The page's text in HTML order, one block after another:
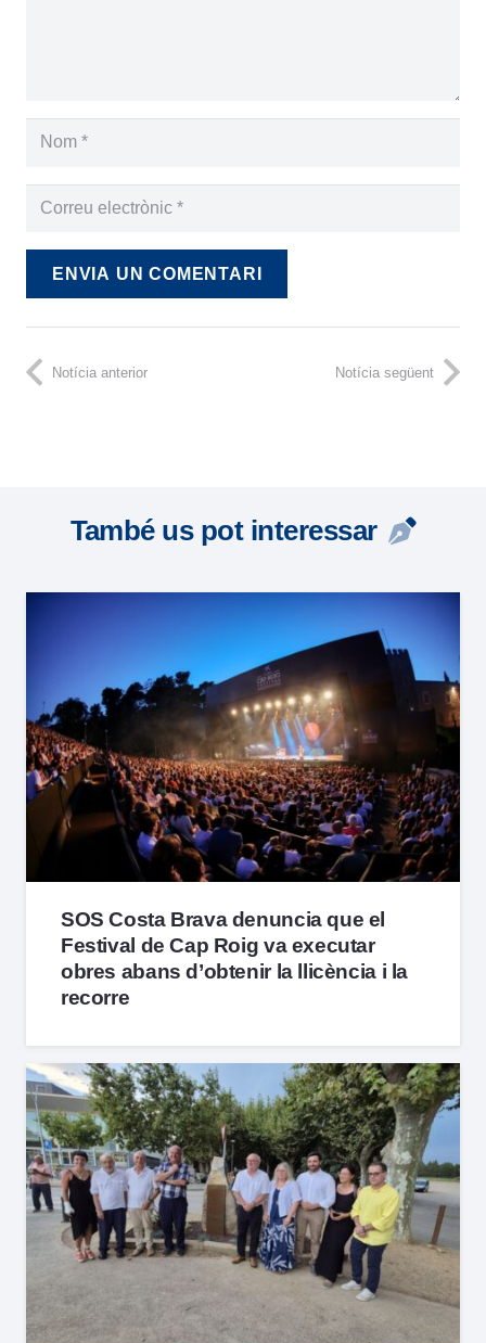
ENVIA UN COMENTARI
Notícia anterior Notícia següent
També us pot interessar
SOS Costa Brava denuncia que el
Festival de Cap Roig va executar
obres abans d’obtenir la llicència i la
recorre